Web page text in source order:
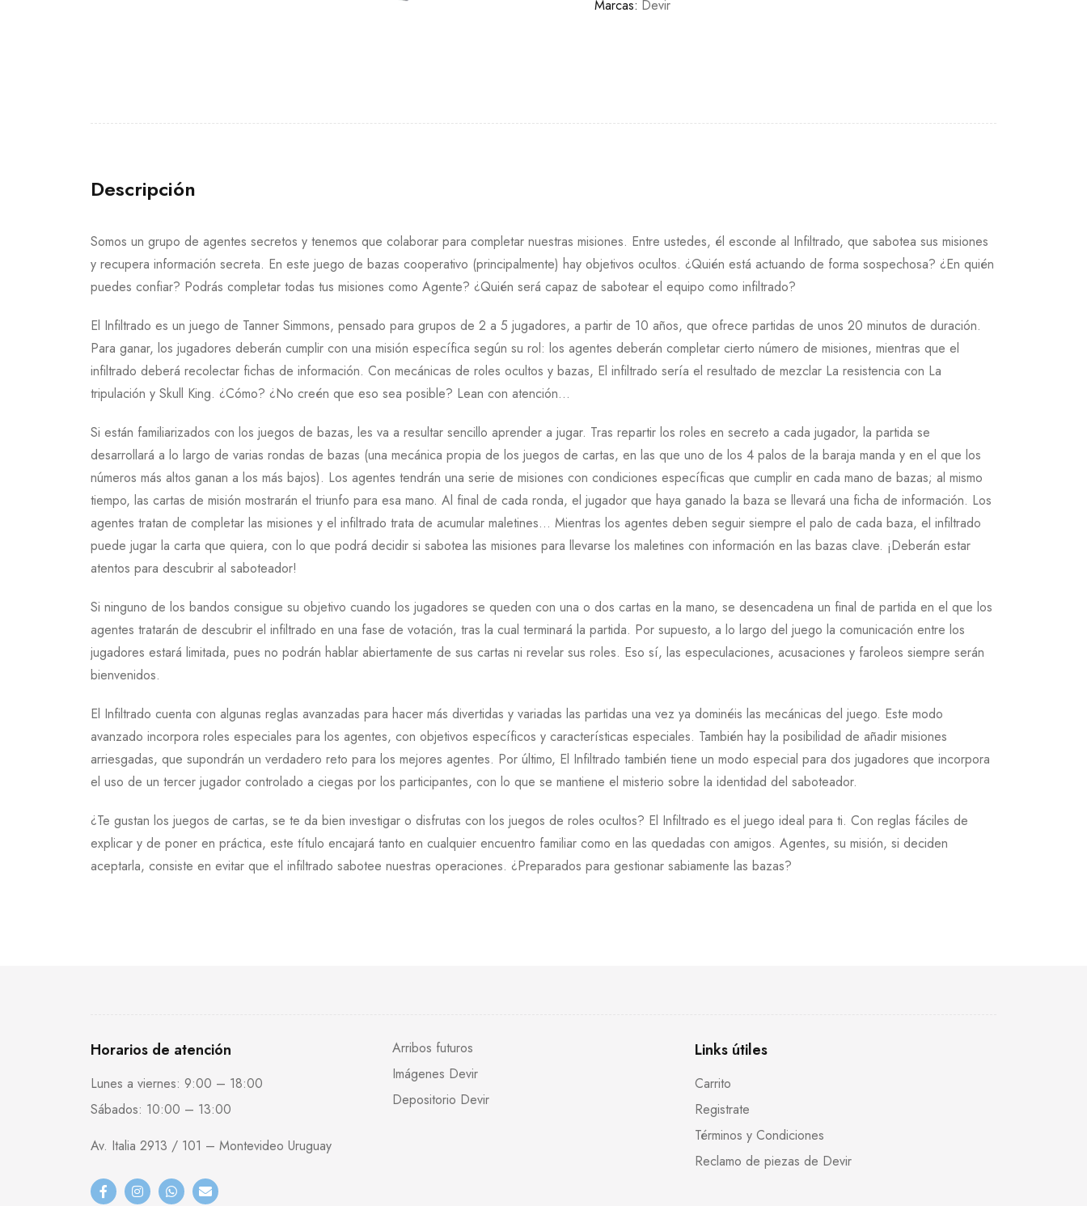
Marcas: Devir
Descripción
Somos un grupo de agentes secretos y tenemos que colaborar para completar nuestras misiones. Entre ustedes, él esconde al Infiltrado, que sabotea sus misiones
y recupera información secreta. En este juego de bazas cooperativo (principalmente) hay objetivos ocultos. ¿Quién está actuando de forma sospechosa? ¿En quién
puedes confiar? Podrás completar todas tus misiones como Agente? ¿Quién será capaz de sabotear el equipo como infiltrado?
El Infiltrado es un juego de Tanner Simmons, pensado para grupos de 2 a 5 jugadores, a partir de 10 años, que ofrece partidas de unos 20 minutos de duración.
Para ganar, los jugadores deberán cumplir con una misión específica según su rol: los agentes deberán completar cierto número de misiones, mientras que el
infiltrado deberá recolectar fichas de información. Con mecánicas de roles ocultos y bazas, El infiltrado sería el resultado de mezclar La resistencia con La
tripulación y Skull King. ¿Cómo? ¿No creén que eso sea posible? Lean con atención…
Si están familiarizados con los juegos de bazas, les va a resultar sencillo aprender a jugar. Tras repartir los roles en secreto a cada jugador, la partida se
desarrollará a lo largo de varias rondas de bazas (una mecánica propia de los juegos de cartas, en las que uno de los 4 palos de la baraja manda y en el que los
números más altos ganan a los más bajos). Los agentes tendrán una serie de misiones con condiciones específicas que cumplir en cada mano de bazas; al mismo
tiempo, las cartas de misión mostrarán el triunfo para esa mano. Al final de cada ronda, el jugador que haya ganado la baza se llevará una ficha de información. Los
agentes tratan de completar las misiones y el infiltrado trata de acumular maletines… Mientras los agentes deben seguir siempre el palo de cada baza, el infiltrado
puede jugar la carta que quiera, con lo que podrá decidir si sabotea las misiones para llevarse los maletines con información en las bazas clave. ¡Deberán estar
atentos para descubrir al saboteador!
Si ninguno de los bandos consigue su objetivo cuando los jugadores se queden con una o dos cartas en la mano, se desencadena un final de partida en el que los
agentes tratarán de descubrir el infiltrado en una fase de votación, tras la cual terminará la partida. Por supuesto, a lo largo del juego la comunicación entre los
jugadores estará limitada, pues no podrán hablar abiertamente de sus cartas ni revelar sus roles. Eso sí, las especulaciones, acusaciones y faroleos siempre serán
bienvenidos.
El Infiltrado cuenta con algunas reglas avanzadas para hacer más divertidas y variadas las partidas una vez ya dominéis las mecánicas del juego. Este modo
avanzado incorpora roles especiales para los agentes, con objetivos específicos y características especiales. También hay la posibilidad de añadir misiones
arriesgadas, que supondrán un verdadero reto para los mejores agentes. Por último, El Infiltrado también tiene un modo especial para dos jugadores que incorpora
el uso de un tercer jugador controlado a ciegas por los participantes, con lo que se mantiene el misterio sobre la identidad del saboteador.
¿Te gustan los juegos de cartas, se te da bien investigar o disfrutas con los juegos de roles ocultos? El Infiltrado es el juego ideal para ti. Con reglas fáciles de
explicar y de poner en práctica, este título encajará tanto en cualquier encuentro familiar como en las quedadas con amigos. Agentes, su misión, si deciden
aceptarla, consiste en evitar que el infiltrado sabotee nuestras operaciones. ¿Preparados para gestionar sabiamente las bazas?
Horarios de atención
Lunes a viernes: 9:00 – 18:00
Sábados: 10:00 – 13:00
Av. Italia 2913 / 101 – Montevideo Uruguay
Arribos futuros
Imágenes Devir
Depositorio Devir
Links útiles
Carrito
Registrate
Términos y Condiciones
Reclamo de piezas de Devir